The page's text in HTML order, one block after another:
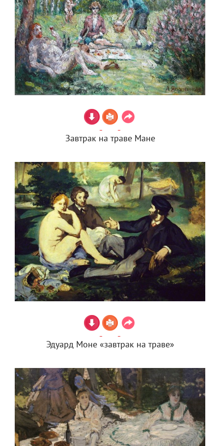
Завтрак на траве Мане
Эдуард Моне «завтрак на траве»